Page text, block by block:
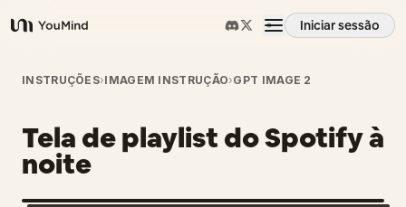
YouMind
Iniciar sessão
Visão geral
Casos de uso
Habilidades
INSTRUÇÕES›IMAGEM INSTRUÇÃO›GPT IMAGE 2
Tela de playlist do Spotify à
noite